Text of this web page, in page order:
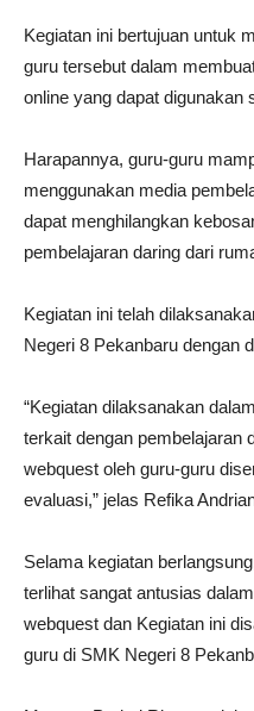
Kegiatan ini bertujuan untuk
guru tersebut dalam
online yang dapat digunakan
Harapannya, guru-guru
menggunakan media
dapat menghilangkan
pembelajaran daring dari
Kegiatan ini telah
Negeri 8 Pekanbaru dengan
“Kegiatan dilaksanakan
terkait dengan pembelajaran
webquest oleh guru-guru
evaluasi,” jelas Refika
Selama kegiatan
terlihat sangat antusias
webquest dan Kegiatan ini
guru di SMK Negeri 8